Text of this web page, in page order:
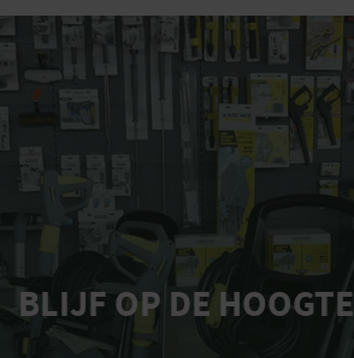
BLIJF OP DE HOOGTE